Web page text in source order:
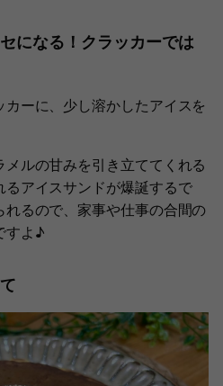
になる！クラッカーでは
ーに、少し溶かしたアイスを
ルの甘みを引き立ててくれる
アイスサンドが爆誕するで
るので、家事や仕事の合間の
すよ♪